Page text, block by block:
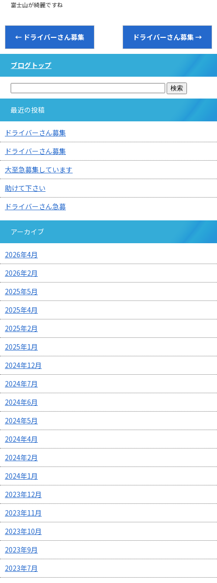
富士山が綺麗ですね
← ドライバーさん募集 ドライバーさん募集→
ブログトップ
最近の投稿
ドライバーさん募集
ドライバーさん募集
大至急募集しています
助けて下さい
ドライバーさん急募
アーカイブ
2026年4月
2026年2月
2025年5月
2025年4月
2025年2月
2025年1月
2024年12月
2024年7月
2024年6月
2024年5月
2024年4月
2024年2月
2024年1月
2023年12月
2023年11月
2023年10月
2023年9月
2023年7月